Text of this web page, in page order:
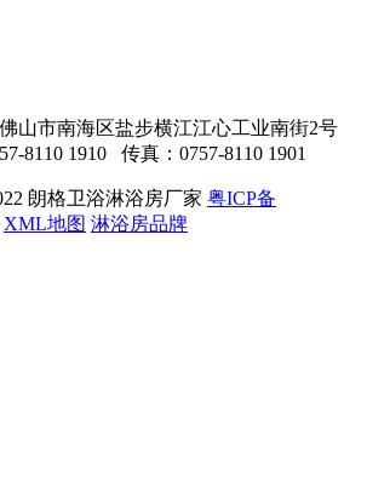
山市南海区盐步横江江心工业南街2号
8110 1910 传真：0757-8110 1901
朗格卫浴淋浴房厂家 粤ICP备
XML地图 淋浴房品牌